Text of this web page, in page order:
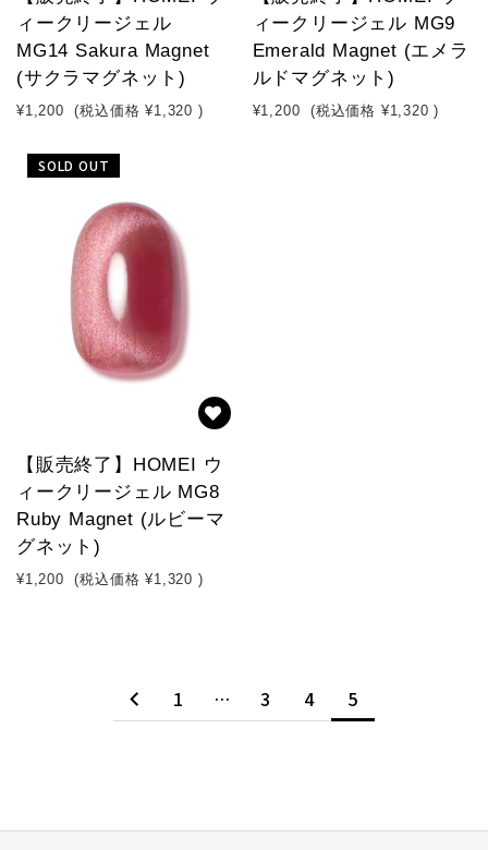
ィークリージェル
MG14 Sakura Magnet
(サクラマグネット)
¥1,200 (税込価格 ¥1,320 )
ィークリージェル MG9
Emerald Magnet (エメラ
ルドマグネット)
¥1,200 (税込価格 ¥1,320 )
SOLD OUT
【販売終了】HOMEI ウ
ィークリージェル MG8
Ruby Magnet (ルビーマ
グネット)
¥1,200 (税込価格 ¥1,320 )
1 … 3 4 5